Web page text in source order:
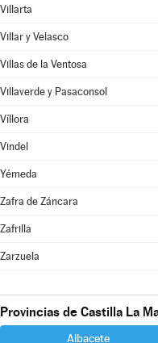
Villarta
Villar y Velasco
Villas de la Ventosa
Villaverde y Pasaconsol
Víllora
Vindel
Yémeda
Zafra de Záncara
Zafrilla
Zarzuela
Provincias de Castilla La
Albacete